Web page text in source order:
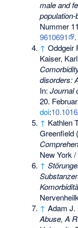
male and
Nummer
9610691
.
↑ Oddgeir
Kaiser,
disorders:
In:Journal
20.
doi:
↑ Kathlen
Greenfield
New York
↑
↑ Adam J.
Abuse, A